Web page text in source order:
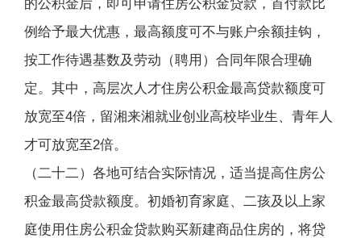
的公积金后，即可申请住房公积金贷款，首付款比
例给予最大优惠，最高额度可不与账户余额挂钩，
按工作待遇基数及劳动（聘用）合同年限合理确
定。其中，高层次人才住房公积金最高贷款额度可
放宽至4倍，留湘来湘就业创业高校毕业生、青年人
才可放宽至2倍。
（二十二）各地可结合实际情况，适当提高住房公
积金最高贷款额度。初婚初育家庭、二孩及以上家
庭使用住房公积金贷款购买新建商品住房的，将贷